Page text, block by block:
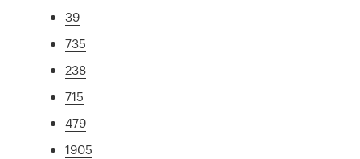
39
735
238
715
479
1905